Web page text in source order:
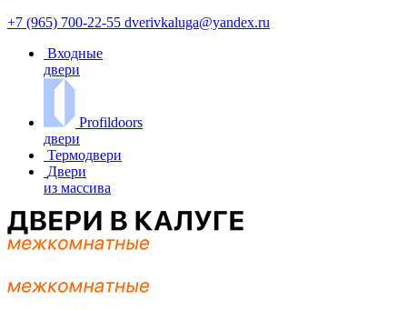
+7 (965) 700-22-55 dverivkaluga@yandex.ru
Входные
двери
Profildoors
двери
Термодвери
Двери
из массива